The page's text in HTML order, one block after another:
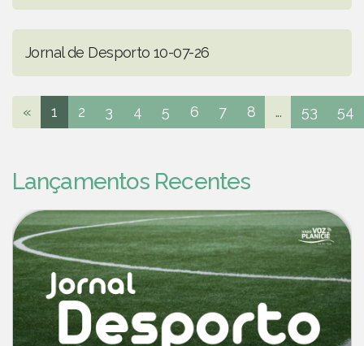
Jornal de Desporto 10-07-26
« 1 2 3 4 5 6 7 8 ... 53 54
Lançamentos Recentes